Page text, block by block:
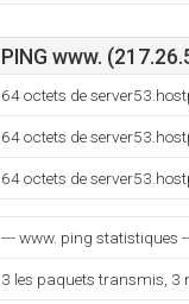
PING www.
64 octets de
64 octets de
64 octets de
--- www. ping statistiques
3 les paquets transmis, 3